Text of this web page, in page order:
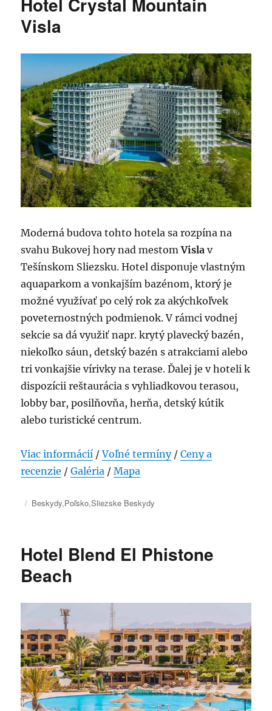
Visla
Moderná budova tohto hotela sa rozpína ​​na
svahu Bukovej hory nad mestomVisla v
Tešínskom Sliezsku. Hotel disponuje vlastným
aquaparkom a vonkajším bazénom, ktorý je
možné využívať po celý rok za akýchkoľvek
poveternostných podmienok. V rámci vodnej
sekcie sa dá využiť napr. krytý plavecký bazén,
niekoľko sáun, detský bazén s atrakciami alebo
tri vonkajšie vírivky na terase. Ďalej je v hoteli k
dispozícii reštaurácia s vyhliadkovou terasou,
lobby bar, posilňovňa, herňa, detský kútik
alebo turistické centrum.
Viac informácií /Voľné termíny/Ceny a
recenzie /Galéria /Mapa
Publikované
Kategórie
Beskydy,Poľsko,Sliezske Beskydy
Hotel Blend El Phistone
Beach